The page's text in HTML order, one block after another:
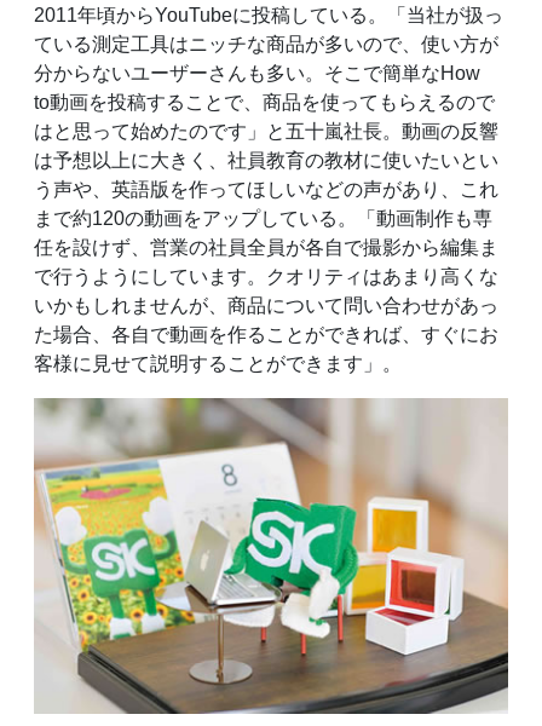
2011年頃からYouTubeに投稿している。「当社が扱っ
ている測定工具はニッチな商品が多いので、使い方が
分からないユーザーさんも多い。そこで簡単なHow
to動画を投稿することで、商品を使ってもらえるので
はと思って始めたのです」と五十嵐社長。動画の反響
は予想以上に大きく、社員教育の教材に使いたいとい
う声や、英語版を作ってほしいなどの声があり、これ
まで約120の動画をアップしている。「動画制作も専
任を設けず、営業の社員全員が各自で撮影から編集ま
で行うようにしています。クオリティはあまり高くな
いかもしれませんが、商品について問い合わせがあっ
た場合、各自で動画を作ることができれば、すぐにお
客様に見せて説明することができます」。